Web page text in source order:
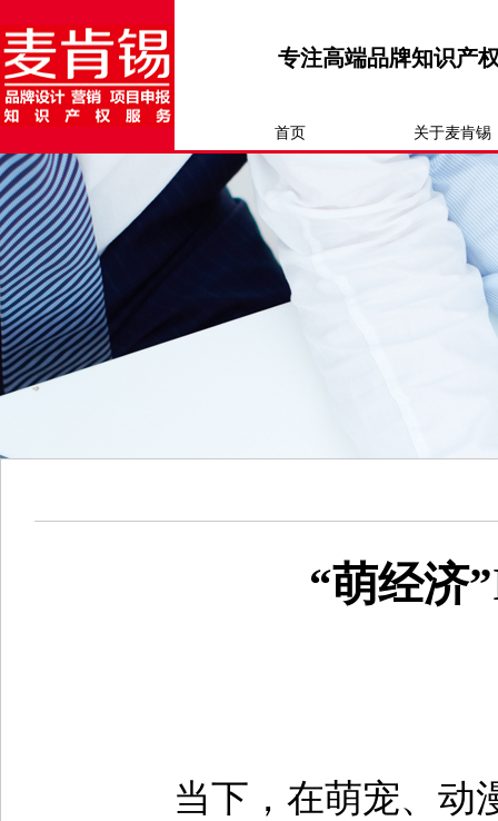
专注高端品牌知识产
首页 关于麦肯锡
“萌经济
当下，在萌宠、动漫